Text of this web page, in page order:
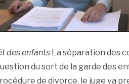
des enfantsLa séparation des
du sort de la garde des
de divorce, le juge va